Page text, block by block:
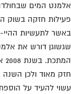
המים
חזקה בשוק
לתעשיות ההיי-
דורש את
מאוד ולכן השנה
להעיד על הוספת